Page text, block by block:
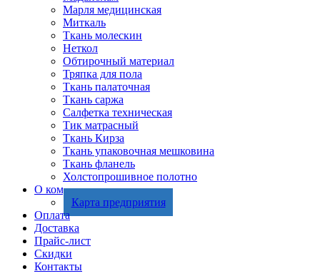
Марля медицинская
Миткаль
Ткань молескин
Неткол
Обтирочный материал
Тряпка для пола
Ткань палаточная
Ткань саржа
Салфетка техническая
Тик матрасный
Ткань Кирза
Ткань упаковочная мешковина
Ткань фланель
Холстопрошивное полотно
О компании
Карта предприятия
Оплата
Доставка
Прайс-лист
Скидки
Контакты